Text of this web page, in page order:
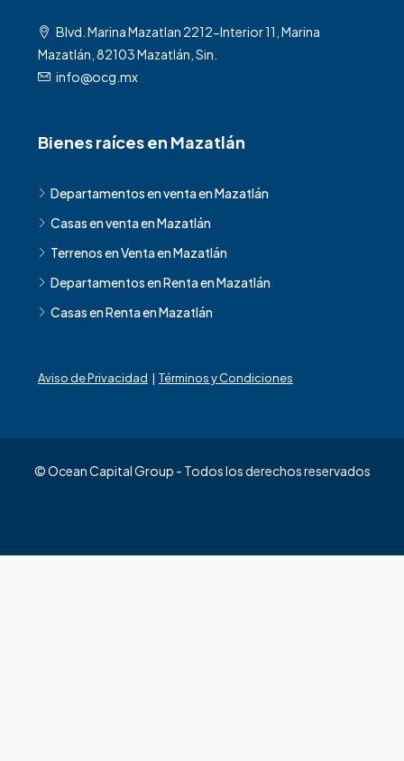
Blvd. Marina Mazatlan 2212-Interior 11, Marina
Mazatlán, 82103 Mazatlán, Sin.
info@ocg.mx
Bienes raíces en Mazatlán
Departamentos en venta en Mazatlán
Casas en venta en Mazatlán
Terrenos en Venta en Mazatlán
Departamentos en Renta en Mazatlán
Casas en Renta en Mazatlán
Aviso de Privacidad | Términos y Condiciones
© Ocean Capital Group - Todos los derechos reservados